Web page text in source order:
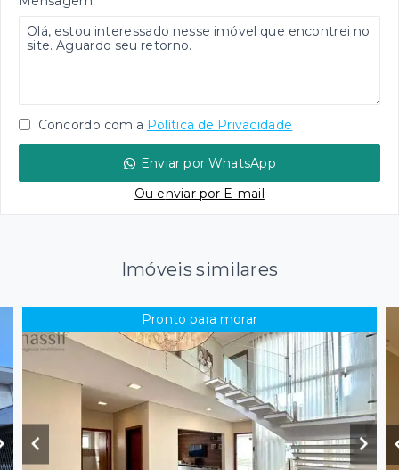
Concordo com a Política de Privacidade
Enviar por WhatsApp
Ou enviar por E-mail
Imóveis similares
Pronto para morar